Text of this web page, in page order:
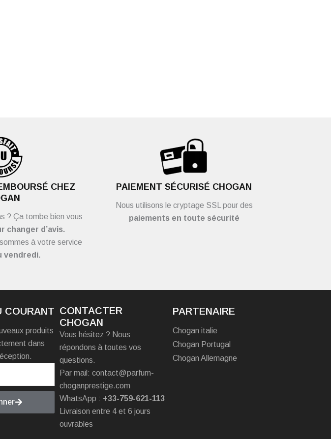
CHEZ
? Ça tombe bien vous
changer d’avis.
à votre service
vendredi.
PAIEMENT SÉCURISÉ CHOGAN
Nous utilisons le cryptage SSL pour des
paiements en toute sécurité
COURANT
produits
dans
CONTACTER
CHOGAN
Vous hésitez ? Nous
répondons à toutes vos
questions.
Par mail: contact@parfum-
choganprestige.com
WhatsApp : +33-759-621-113
Livraison entre 4 et 6 jours
ouvrables
PARTENAIRE
Chogan italie
Chogan Portugal
Chogan Allemagne